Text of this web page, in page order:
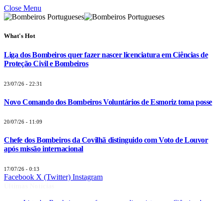
Close Menu
What's Hot
Liga dos Bombeiros quer fazer nascer licenciatura em Ciências de
Proteção Civil e Bombeiros
23/07/26 - 22:31
Novo Comando dos Bombeiros Voluntários de Esmoriz toma posse
20/07/26 - 11:09
Chefe dos Bombeiros da Covilhã distinguido com Voto de Louvor
após missão internacional
17/07/26 - 0:13
Facebook X (Twitter) Instagram